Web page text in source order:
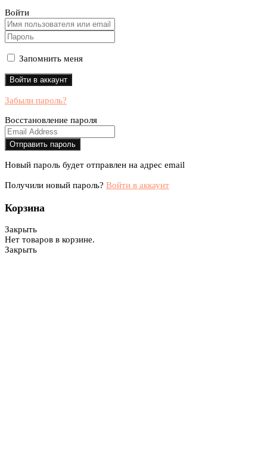
Войти
Запомнить меня
Забыли пароль?
Восстановление пароля
Новый пароль будет отправлен на адрес email
Получили новый пароль? Войти в аккаунт
Корзина
Закрыть
Нет товаров в корзине.
Закрыть